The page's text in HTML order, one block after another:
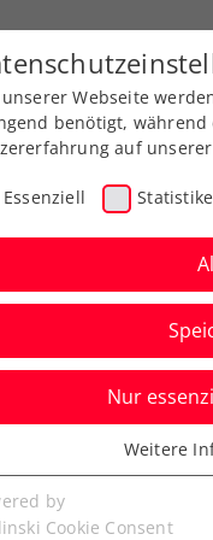
Ausbildung
Webseite
benötigt,
auf
Essenziell
Nur
Cookies
benötigt.
Weitere
by
Cookie Consent